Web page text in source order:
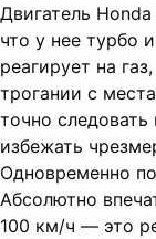
Двигатель
что у нее турбо
реагирует на
трогании с
точно
избежать
Одновременно
Абсолютно
100 км/ч — это